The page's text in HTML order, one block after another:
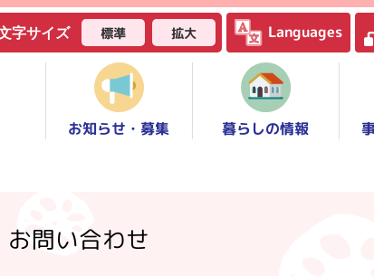
字サイズ 標準 拡大 Languages
お知らせ・募集 暮らしの情報
お問い合わせ